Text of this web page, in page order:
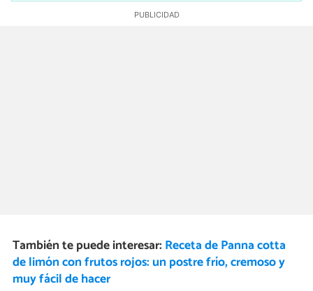
También te puede interesar: Receta de Panna cotta
de limón con frutos rojos: un postre frío, cremoso y
muy fácil de hacer